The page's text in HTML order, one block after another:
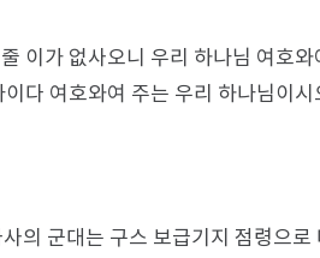
이가 없사오니 우리 하나님 여호
다 여호와여 주는 우리 하나님이
의 군대는 구스 보급기지 점령으